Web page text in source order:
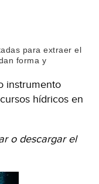
para extraer el
forma y
instrumento
hídricos en
o descargar el